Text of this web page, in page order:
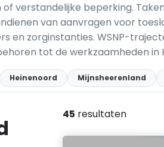
verstandelijke beperking.
van aanvragen voor
en zorginstanties. WSNP-
tot de werkzaamheden in
Heinenoord Mijnsheerenland
45 resultaten